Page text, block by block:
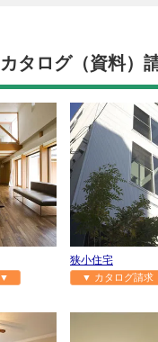
タログ（資料）
狭小住宅
▼ カタログ請